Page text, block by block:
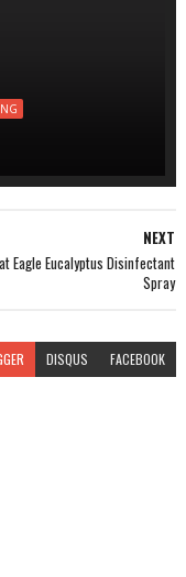
NEXT
Eagle Eucalyptus Disinfectant
Spray
DISQUS FACEBOOK